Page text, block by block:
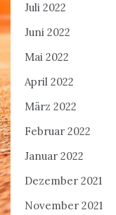
Juli 2022
Juni 2022
Mai 2022
April 2022
März 2022
Februar 2022
Januar 2022
Dezember 2021
November 2021